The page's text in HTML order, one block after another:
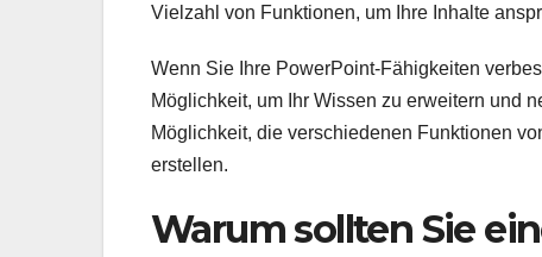
Vielzahl von Funktionen, um Ihre Inhalte
Wenn Sie Ihre PowerPoint-Fähigkeiten
Möglichkeit, um Ihr Wissen zu erweitern und
Möglichkeit, die verschiedenen Funktionen
erstellen.
Warum sollten Sie